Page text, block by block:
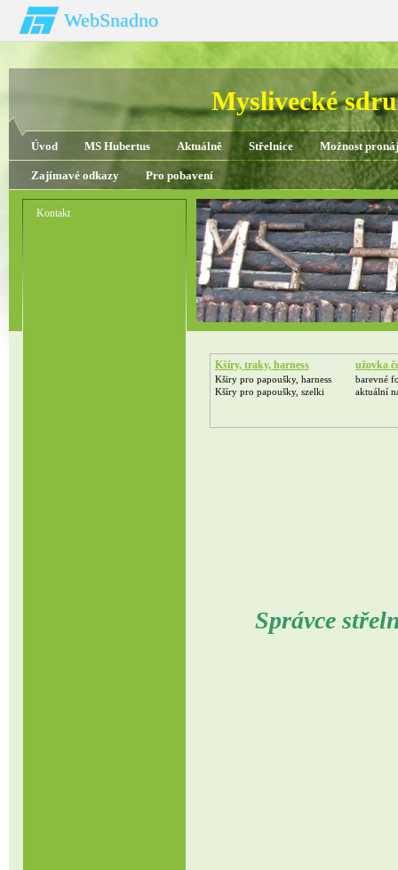
WebSnadno
Myslivecké
Úvod MS Hubertus Aktuálně Střelnice Možnost
Zajímavé odkazy Pro pobavení
Kontakt
Kšíry, traky, harness
Kširy pro papoušky, harness
Kšíry pro papoušky, szelki
užovka
barevné
aktuální
Správce